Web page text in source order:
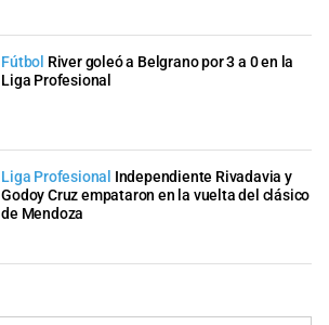
Fútbol River goleó a Belgrano por 3 a 0 en la
Liga Profesional
Liga Profesional Independiente Rivadavia y
Godoy Cruz empataron en la vuelta del clásico
de Mendoza